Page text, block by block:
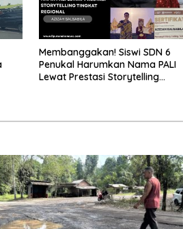
Membanggakan! Siswi SDN 6
Penukal Harumkan Nama PALI
Lewat Prestasi Storytelling